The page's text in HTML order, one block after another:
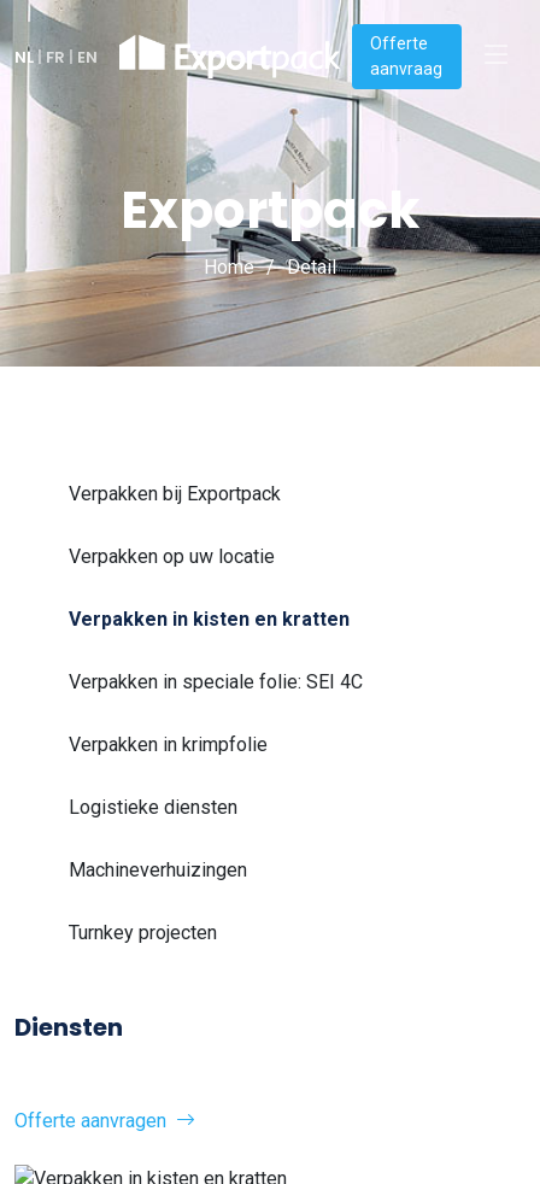
NL| FR | EN
Offerte
aanvraag
Exportpack
Home Detail
Verpakken bij Exportpack
Verpakken op uw locatie
Verpakken in kisten en kratten
Verpakken in speciale folie: SEI 4C
Verpakken in krimpfolie
Logistieke diensten
Machineverhuizingen
Turnkey projecten
Diensten
Offerte aanvragen